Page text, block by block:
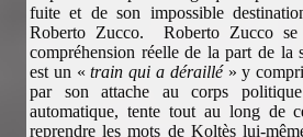
fuite et de son impossible
Roberto Zucco. Roberto Zucco
compréhension réelle de la part de la
est un «train qui a déraillé» y
par son attache au corps
automatique, tente tout au long de
reprendre les mots de Koltès lui-